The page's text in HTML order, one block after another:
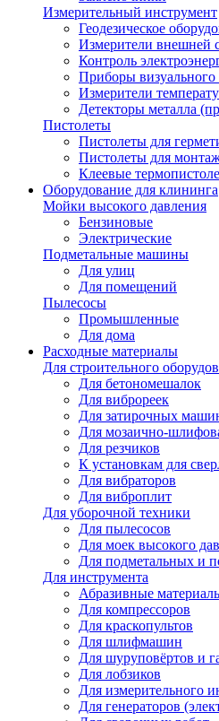
Измерительный инструмент
Геодезическое
Измерители внешней
Контроль
Приборы визуального
Измерители
Детекторы металла
Пистолеты
Пистолеты для
Пистолеты для
Клеевые
Оборудование для клининга
Мойки высокого давления
Бензиновые
Электрические
Подметальные машины
Для улиц
Для помещений
Пылесосы
Промышленные
Для дома
Расходные материалы
Для строительного
Для бетономешалок
Для виброреек
Для затирочных
Для мозаично-
Для резчиков
К установкам для
Для вибраторов
Для виброплит
Для уборочной техники
Для пылесосов
Для моек высокого
Для подметальных и
Для инструмента
Абразивные
Для компрессоров
Для краскопультов
Для шлифмашин
Для шуруповёртов и
Для лобзиков
Для измерительного
Для генераторов